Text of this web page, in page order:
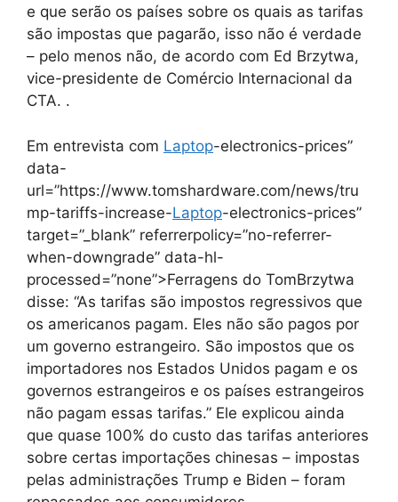
e que serão os países sobre os quais as tarifas
são impostas que pagarão, isso não é verdade
– pelo menos não, de acordo com Ed Brzytwa,
vice-presidente de Comércio Internacional da
CTA. .
Em entrevista com Laptop-electronics-prices”
data-
url=”https://www.tomshardware.com/news/tru
mp-tariffs-increase-Laptop-electronics-prices”
target=”_blank” referrerpolicy=”no-referrer-
when-downgrade” data-hl-
processed=”none”>Ferragens do TomBrzytwa
disse: “As tarifas são impostos regressivos que
os americanos pagam. Eles não são pagos por
um governo estrangeiro. São impostos que os
importadores nos Estados Unidos pagam e os
governos estrangeiros e os países estrangeiros
não pagam essas tarifas.” Ele explicou ainda
que quase 100% do custo das tarifas anteriores
sobre certas importações chinesas – impostas
pelas administrações Trump e Biden – foram